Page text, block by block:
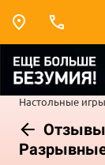
Настольные игры
Отзывы